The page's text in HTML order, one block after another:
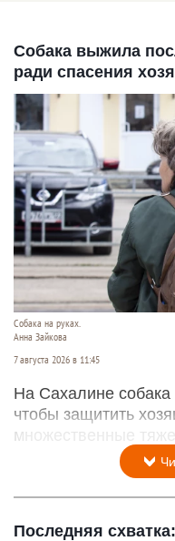
Собака выжила
ради спасения
Собака на руках.
Анна Зайкова
7 августа 2026 в 11:45
На Сахалине
чтобы защитить
множественные
Последняя